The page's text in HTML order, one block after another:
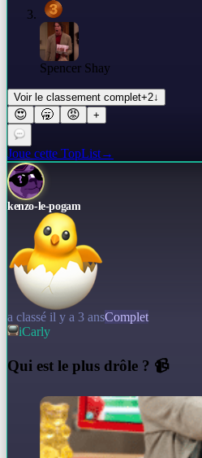
Spencer Shay
Voir le classement complet+2↓
😍 🥱 😡 +
Joue cette TopList→
kenzo-le-pogam
a classé il y a 3 ansComplet
iCarly
Qui est le plus drôle ? 📹